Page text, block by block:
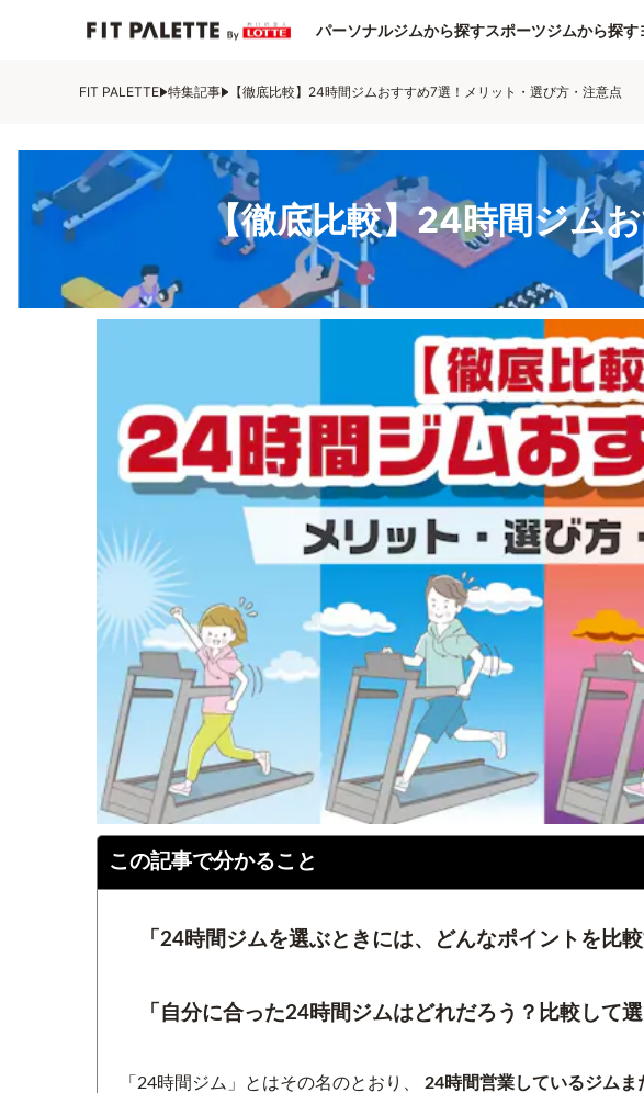
パーソナルジムから探すスポーツジムから探す
FIT PALETTE 特集記事 【徹底比較】24時間ジムおすすめ7選！メリット・選び方・注意点
【徹底比較】24時間ジム
この記事で分かること
「24時間ジムを選ぶときには、どんなポイントを比較
「自分に合った24時間ジムはどれだろう？比較して選
「24時間ジム」とはその名のとおり、 24時間営業しているジム